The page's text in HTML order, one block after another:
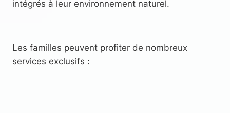
intégrés à leur environnement naturel.
Les familles peuvent profiter de nombreux
services exclusifs :